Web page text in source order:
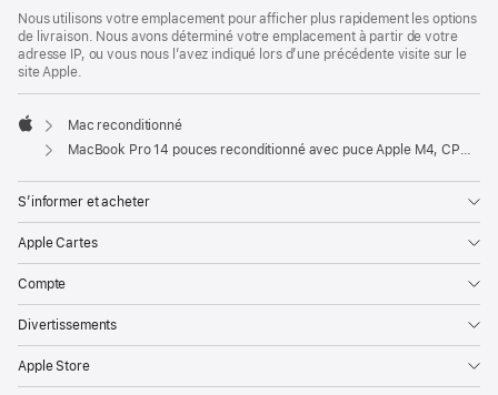
Nous utilisons votre emplacement pour afficher plus rapidement les options
de livraison. Nous avons déterminé votre emplacement à partir de votre
adresse IP, ou vous nous l’avez indiqué lors d’une précédente visite sur le
site Apple.
Apple
Mac reconditionné
MacBook Pro 14 pouces reconditionné avec puce Apple M4, CPU 10 cœurs, GPU 10 cœurs - Noir sidéral
S’informer et acheter
Apple Cartes
Compte
Divertissements
Apple Store